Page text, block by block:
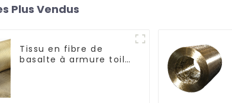
Plus Vendus
Tissu en fibre de
basalte à armure toile